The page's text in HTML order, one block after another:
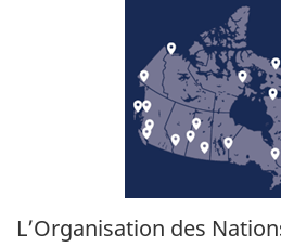
L’Organisation des